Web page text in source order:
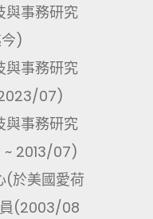
與事務研究
)
與事務研究
07)
與事務研究
2013/07)
(於美國愛荷
(2003/08